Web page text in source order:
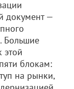
документ —
Большие
этой
блокам:
на рынки,